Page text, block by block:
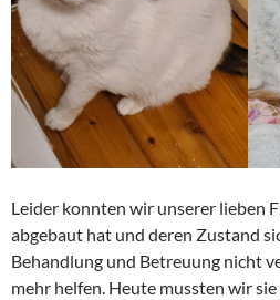
Leider konnten wir unserer lieben
abgebaut hat und deren Zustand
Behandlung und Betreuung nicht
mehr helfen. Heute mussten wir